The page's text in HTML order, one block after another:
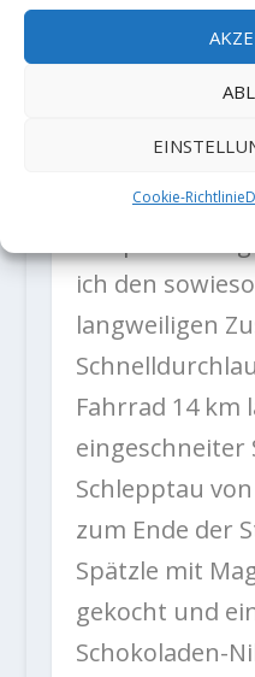
Cookie-Richtlinie
Um noch
ich den
langweiligen
Fahrrad 14 km
eingeschneiter
Schlepptau
zum Ende der
Spätzle mit
gekocht und
Schokoladen-